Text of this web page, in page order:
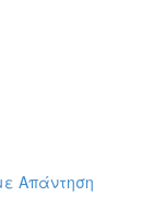
Απάντηση